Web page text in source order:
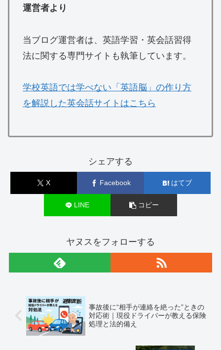
運営者より
当ブログ運営者は、英語学習・英会話習得
法に関する専門サイトも執筆しています。
学校英語では学べない「英語脳」の作り方
を解説した英会話サイトはこちら
シェアする
X Facebook はてブ
LINE コピー
ヤヌスをフォローする
事故後に“相手が連絡を絶った”ときの
対応術｜現役ドライバーが教える保険
処理と法的備え